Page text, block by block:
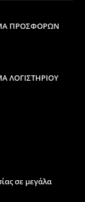
ΠΡΟΣΦΟΡΩΝ
ΛΟΓΙΣΤΗΡΙΟΥ
σε μεγάλα